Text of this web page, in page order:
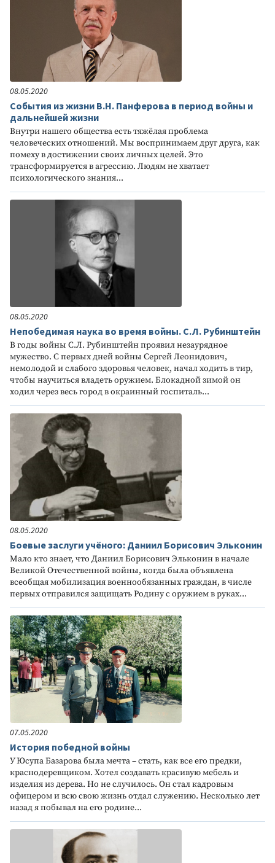
08.05.2020
События из жизни В.Н. Панферова в период войны и
дальнейшей жизни
Внутри нашего общества есть тяжёлая проблема
человеческих отношений. Мы воспринимаем друг друга, как
помеху в достижении своих личных целей. Это
трансформируется в агрессию. Людям не хватает
психологического знания...
08.05.2020
Непобедимая наука во время войны. С.Л. Рубинштейн
В годы войны С.Л. Рубинштейн проявил незаурядное
мужество. C первых дней войны Сергей Леонидович,
немолодой и слабого здоровья человек, начал ходить в тир,
чтобы научиться владеть оружием. Блокадной зимой он
ходил через весь город в окраинный госпиталь...
08.05.2020
Боевые заслуги учёного: Даниил Борисович Эльконин
Мало кто знает, что Даниил Борисович Эльконин в начале
Великой Отечественной войны, когда была объявлена
всеобщая мобилизация военнообязанных граждан, в числе
первых отправился защищать Родину с оружием в руках...
07.05.2020
История победной войны
У Юсупа Базарова была мечта – стать, как все его предки,
краснодеревщиком. Хотел создавать красивую мебель и
изделия из дерева. Но не случилось. Он стал кадровым
офицером и всю свою жизнь отдал служению. Несколько лет
назад я побывал на его родине...